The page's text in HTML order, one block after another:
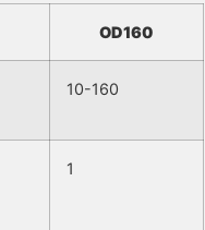
OD160
10-160
1